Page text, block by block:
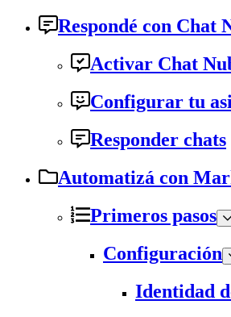
Respondé con Chat
Activar Chat
Configurar tu
Responder chats
Automatizá con
Primeros pasos
Configuración
Identidad